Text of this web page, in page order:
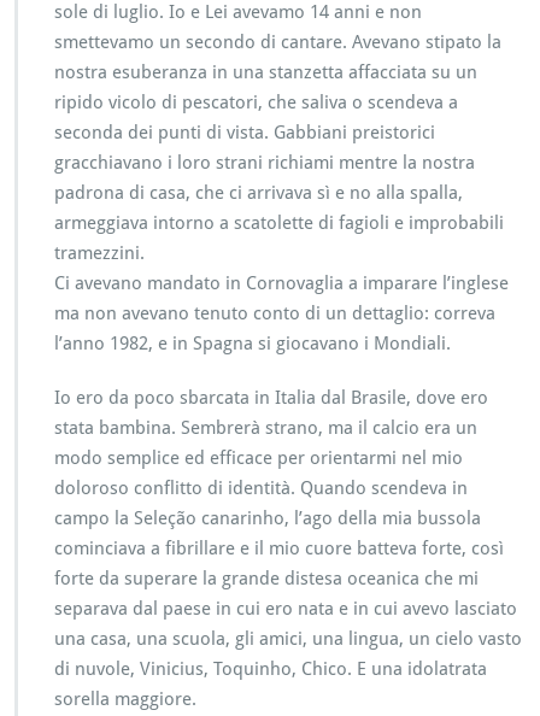
sole di luglio. Io e Lei avevamo 14 anni e non
smettevamo un secondo di cantare. Avevano stipato la
nostra esuberanza in una stanzetta affacciata su un
ripido vicolo di pescatori, che saliva o scendeva a
seconda dei punti di vista. Gabbiani preistorici
gracchiavano i loro strani richiami mentre la nostra
padrona di casa, che ci arrivava sì e no alla spalla,
armeggiava intorno a scatolette di fagioli e improbabili
tramezzini.
Ci avevano mandato in Cornovaglia a imparare l’inglese
ma non avevano tenuto conto di un dettaglio: correva
l’anno 1982, e in Spagna si giocavano i Mondiali.
Io ero da poco sbarcata in Italia dal Brasile, dove ero
stata bambina. Sembrerà strano, ma il calcio era un
modo semplice ed efficace per orientarmi nel mio
doloroso conflitto di identità. Quando scendeva in
campo la Seleção canarinho, l’ago della mia bussola
cominciava a fibrillare e il mio cuore batteva forte, così
forte da superare la grande distesa oceanica che mi
separava dal paese in cui ero nata e in cui avevo lasciato
una casa, una scuola, gli amici, una lingua, un cielo vasto
di nuvole, Vinicius, Toquinho, Chico. E una idolatrata
sorella maggiore.